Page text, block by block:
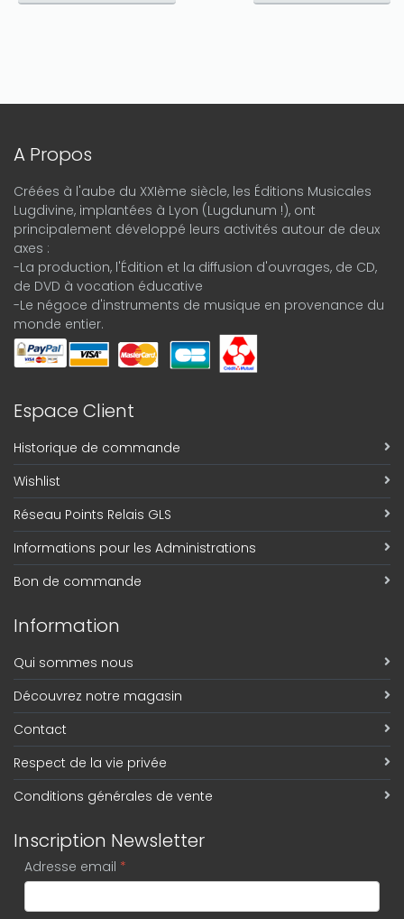
A Propos
Créées à l'aube du XXIème siècle, les Éditions Musicales
Lugdivine, implantées à Lyon (Lugdunum !), ont
principalement développé leurs activités autour de deux
axes :
-La production, l'Édition et la diffusion d'ouvrages, de CD,
de DVD à vocation éducative
-Le négoce d'instruments de musique en provenance du
monde entier.
Espace Client
Historique de commande
Wishlist
Réseau Points Relais GLS
Informations pour les Administrations
Bon de commande
Information
Qui sommes nous
Découvrez notre magasin
Contact
Respect de la vie privée
Conditions générales de vente
Inscription Newsletter
Adresse email *